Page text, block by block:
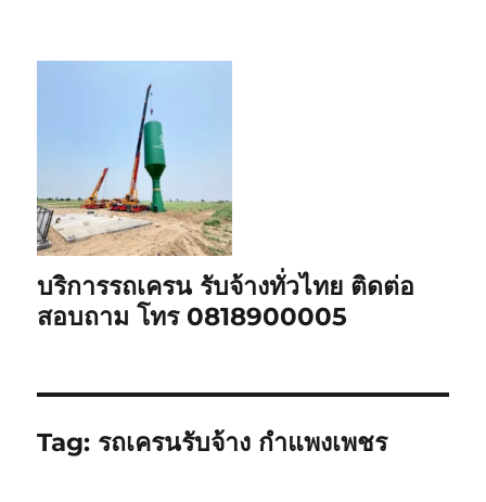
บริการรถเครน รับจ้างทั่วไทย ติดต่อ
สอบถาม โทร 0818900005
Tag: รถเครนรับจ้าง กำแพงเพชร